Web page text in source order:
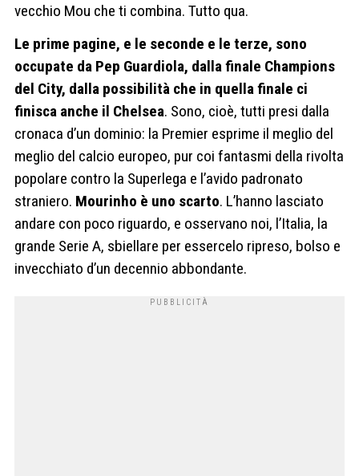
vecchio Mou che ti combina. Tutto qua.
Le prime pagine, e le seconde e le terze, sono
occupate da Pep Guardiola, dalla finale Champions
del City, dalla possibilità che in quella finale ci
finisca anche il Chelsea. Sono, cioè, tutti presi dalla
cronaca d’un dominio: la Premier esprime il meglio del
meglio del calcio europeo, pur coi fantasmi della rivolta
popolare contro la Superlega e l’avido padronato
straniero. Mourinho è uno scarto. L’hanno lasciato
andare con poco riguardo, e osservano noi, l’Italia, la
grande Serie A, sbiellare per essercelo ripreso, bolso e
invecchiato d’un decennio abbondante.